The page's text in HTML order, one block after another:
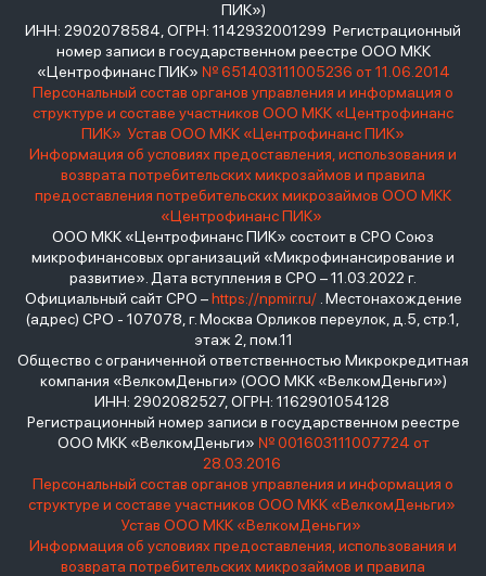
ПИК»)
ИНН: 2902078584, ОГРН: 1142932001299 Регистрационный
номер записи в государственном реестре ООО МКК
«Центрофинанс ПИК» № 651403111005236 от 11.06.2014
Персональный состав органов управления и информация о
структуре и составе участников ООО МКК «Центрофинанс
ПИК» Устав ООО МКК «Центрофинанс ПИК»
Информация об условиях предоставления, использования и
возврата потребительских микрозаймов и правила
предоставления потребительских микрозаймов ООО МКК
«Центрофинанс ПИК»
ООО МКК «Центрофинанс ПИК» состоит в СРО Союз
микрофинансовых организаций «Микрофинансирование и
развитие». Дата вступления в СРО – 11.03.2022 г.
Официальный сайт СРО –https://npmir.ru/. Местонахождение
(адрес) СРО - 107078, г. Москва Орликов переулок, д.5, стр.1,
этаж 2, пом.11
Общество с ограниченной ответственностью Микрокредитная
компания «ВелкомДеньги» (ООО МКК «ВелкомДеньги»)
ИНН: 2902082527, ОГРН: 1162901054128
Регистрационный номер записи в государственном реестре
ООО МКК «ВелкомДеньги» № 001603111007724 от
28.03.2016
Персональный состав органов управления и информация о
структуре и составе участников ООО МКК «ВелкомДеньги»
Устав ООО МКК «ВелкомДеньги»
Информация об условиях предоставления, использования и
возврата потребительских микрозаймов и правила